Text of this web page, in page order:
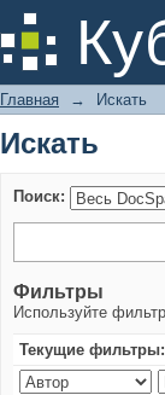
Искать
Главная → Искать
Искать
Поиск:
Фильтры
Используйте
Текущие фильтры: